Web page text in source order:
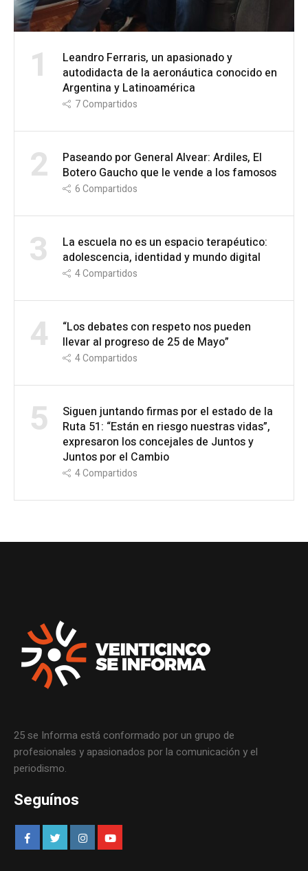
1
Leandro Ferraris, un apasionado y
autodidacta de la aeronáutica conocido en
Argentina y Latinoamérica
7Compartidos
2
Paseando por General Alvear: Ardiles, El
Botero Gaucho que le vende a los famosos
6Compartidos
3
La escuela no es un espacio terapéutico:
adolescencia, identidad y mundo digital
4Compartidos
4
“Los debates con respeto nos pueden
llevar al progreso de 25 de Mayo”
4Compartidos
5
Siguen juntando firmas por el estado de la
Ruta 51: “Están en riesgo nuestras vidas”,
expresaron los concejales de Juntos y
Juntos por el Cambio
4Compartidos
25 se Informa está conformado por un grupo de
profesionales y apasionados por la comunicación y el
periodismo.
Seguínos